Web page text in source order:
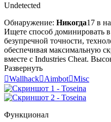
Undetected
Обнаружение: Никогда17 в
Ищете способ доминировать
безупречной точности,
обеспечивая максимальную
вместе с Industries Cheat.
Развернуть
WallhackAimbotMisc
Функционал